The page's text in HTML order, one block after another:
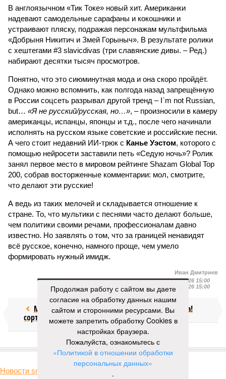
В англоязычном «Тик Токе» новый хит. Американки
надевают самодельные сарафаны и кокошники и
устраивают пляску, подражая персонажам мультфильма
«Добрыня Никитич и Змей Горыныч». В результате ролики
с хештегами #3 slavicdivas (три славянские дивы. – Ред.)
набирают десятки тысяч просмотров.
Понятно, что это сиюминутная мода и она скоро пройдёт.
Однако можно вспомнить, как полгода назад запрещённую
в России соцсеть разрывал другой тренд – I`m not Russian,
but… «Я не русский/русская, но…», – произносили в камеру
американцы, испанцы, японцы и т.д., после чего начинали
исполнять на русском языке советские и российские песни.
А чего стоит недавний ИИ-трюк с Канье Уэстом, которого с
помощью нейросети заставили петь «Седую ночь»? Ролик
занял первое место в мировом рейтинге Shazam Global Top
200, собрав восторженные комментарии: мол, смотрите,
что делают эти русские!
А ведь из таких мелочей и складывается отношение к
стране. То, что мультики с песнями часто делают больше,
чем политики своими речами, профессионалам давно
известно. Но заявлять о том, что за границей ненавидят
всё русское, конечно, намного проще, чем умело
формировать нужный имидж.
Иван Дмитриев
Опубликовано:09.08.2026 15:00
Отредактировано:
09.08.2026 15:00
Мочить в
сортире
Посол ты на!
КОММЕНТАРИИ 0
Новости smi2.ru
Продолжая работу с сайтом вы даете
согласие на обработку данных нашим
сайтом и сторонними ресурсами. Вы
можете запретить обработку Cookies в
настройках браузера.
Пожалуйста, ознакомьтесь с
«Политикой в отношении обработки
персональных данных»
.